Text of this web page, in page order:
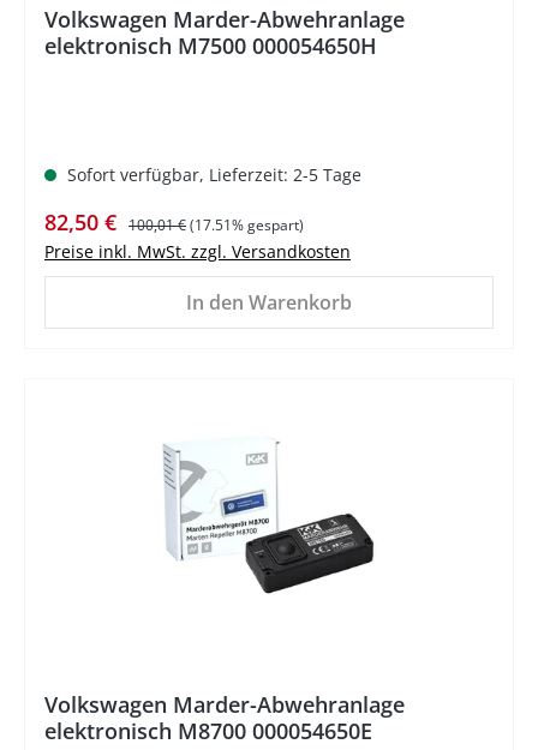
Volkswagen Marder-Abwehranlage
elektronisch M7500 000054650H
Sofort verfügbar, Lieferzeit: 2-5 Tage
Verkaufspreis:
82,50 € Regulärer Preis:
100,01 €(17.51% gespart)
Preise inkl. MwSt. zzgl. Versandkosten
In den Warenkorb
Volkswagen Marder-Abwehranlage
elektronisch M8700 000054650E